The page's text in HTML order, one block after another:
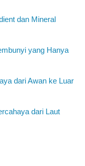
dan Mineral
yang Hanya
dari Awan ke Luar
dari Laut